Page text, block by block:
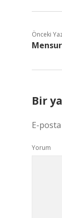
Önceki
Bir
E-
Yorum